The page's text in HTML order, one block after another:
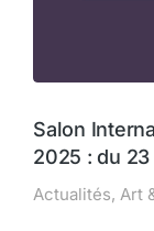
Salon
2025 : du
Actualités, Art